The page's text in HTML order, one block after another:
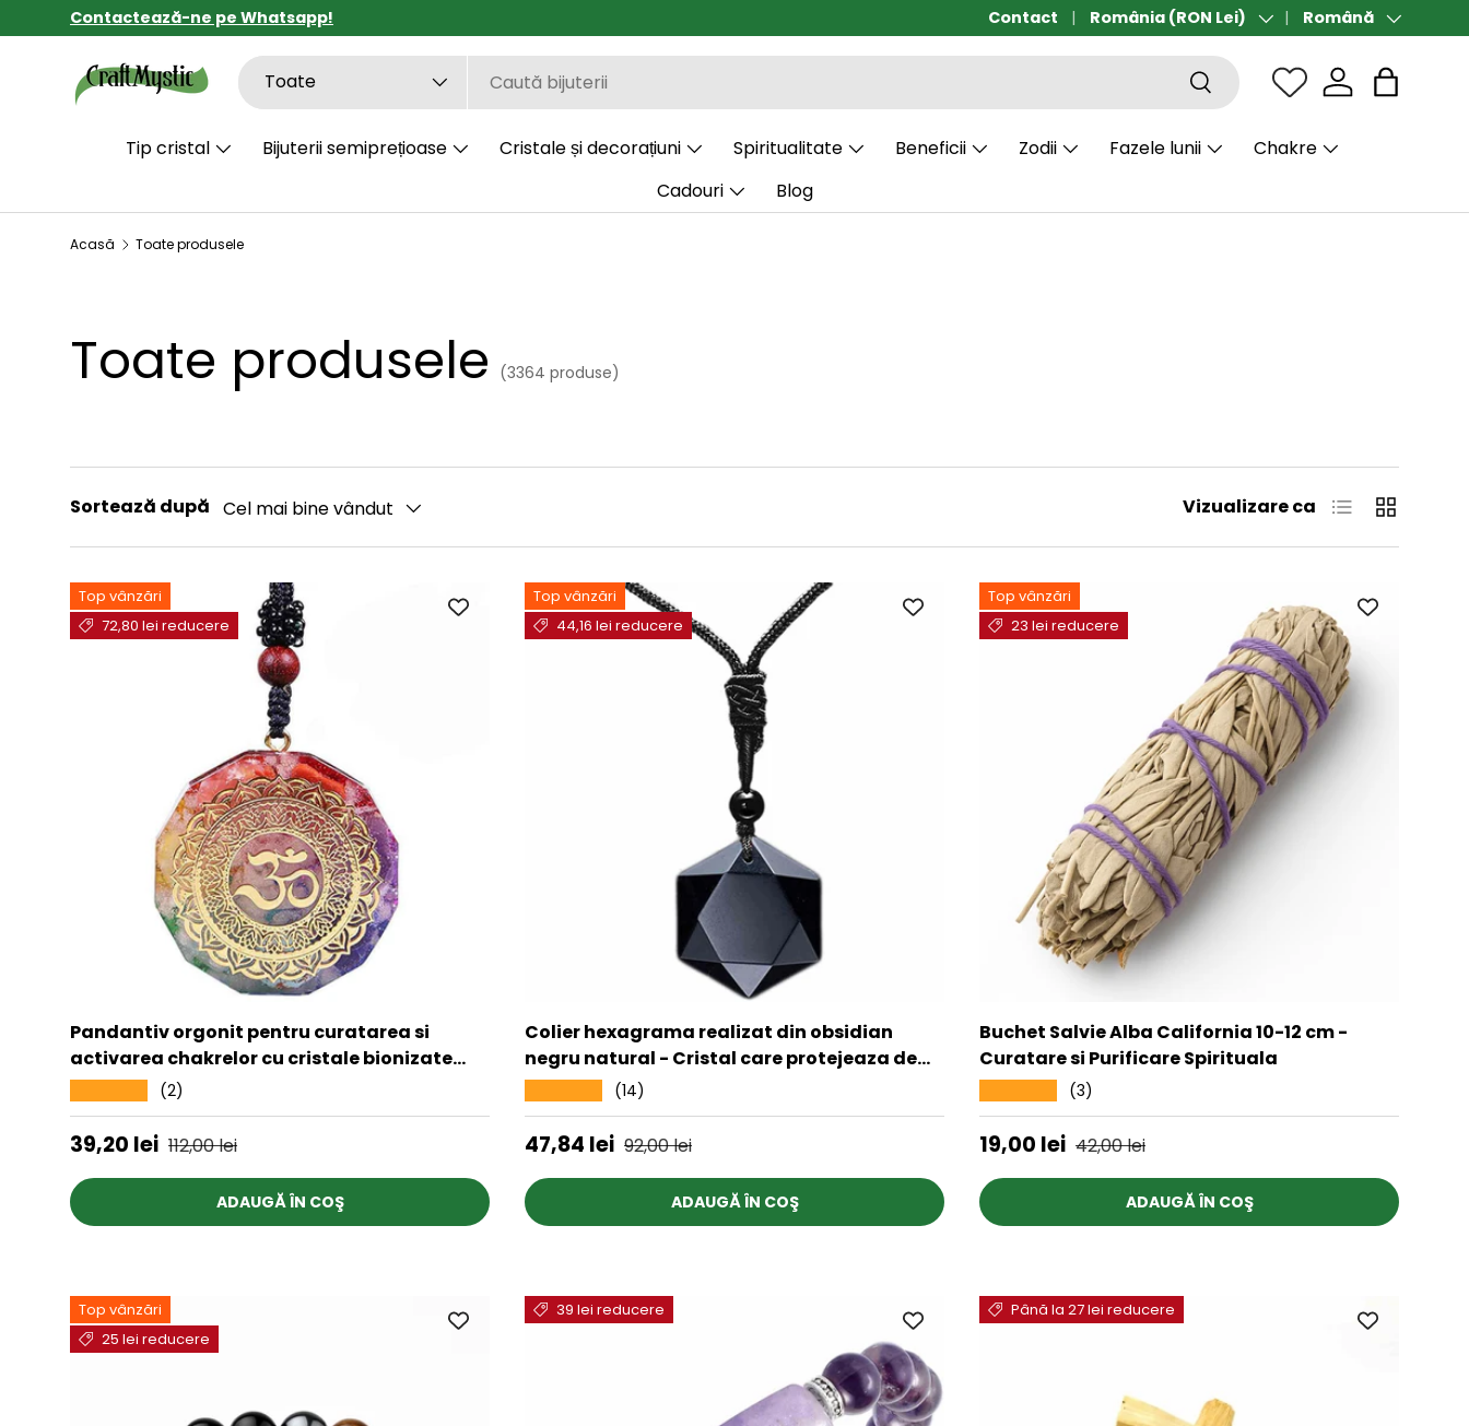
SARI LA CONȚINUT
Contactează-ne pe Whatsapp! Transport gratuit de la 190 lei
Contact Țară/Regiune
România (RON Lei) LimbăRomână
Căutare
Tipul de produs
Toate Căutare Sac
Tip cristal Bijuterii semiprețioase Cristale și decorațiuni Spiritualitate Beneficii Zodii Fazele lunii
Chakre
Cadouri
Blog
Acasă Toate produsele
Toate produsele (3364 produse)
Sortează după Cel mai bine vândut Vizualizare ca Listă Grilă
Top vânzări
72,80 lei reducere
Pandantiv orgonit pentru curatarea si
activarea chakrelor cu cristale bionizate
Realizat manual
(2)
Preț de vânzare
39,20 lei Preț obișnuit
112,00 lei
ADAUGĂ ÎN COŞ
Top vânzări
44,16 lei reducere
Colier hexagrama realizat din obsidian
negru natural - Cristal care protejeaza de
afectarea cu energii negative
(14)
Preț de vânzare
47,84 lei Preț obișnuit
92,00 lei
ADAUGĂ ÎN COŞ
Top vânzări
23 lei reducere
Buchet Salvie Alba California 10-12 cm -
Curatare si Purificare Spirituala
(3)
Preț de vânzare
19,00 lei Preț obișnuit
42,00 lei
ADAUGĂ ÎN COŞ
Top vânzări
25 lei reducere
39 lei reducere Până la 27 lei reducere